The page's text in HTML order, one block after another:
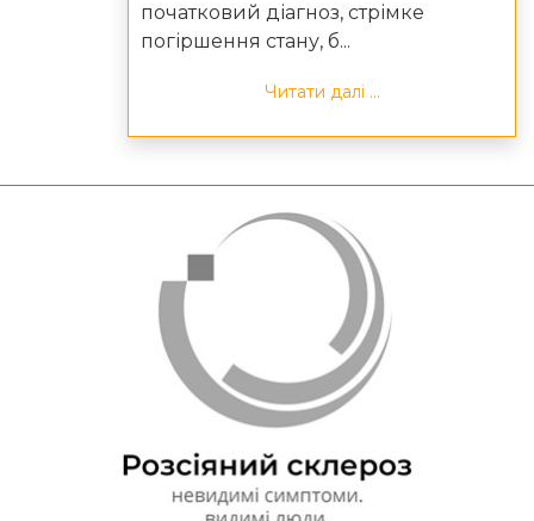
початковий діагноз, стрімке
погіршення стану, б...
Читати далі ...